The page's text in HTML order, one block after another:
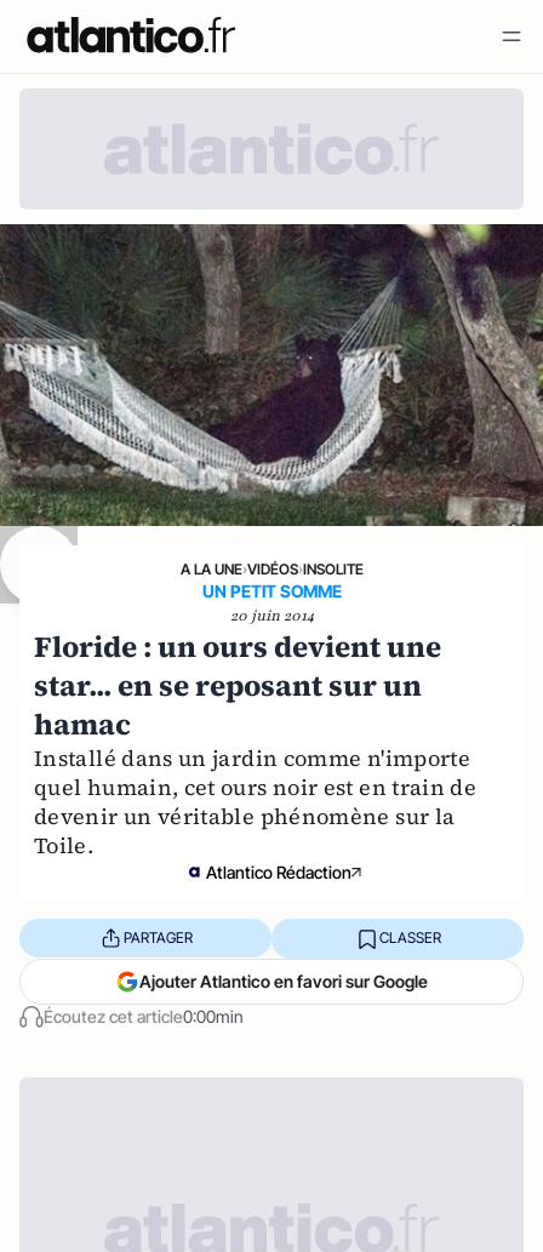
A LA UNE›VIDÉOS›INSOLITE
UN PETIT SOMME
20 juin 2014
Floride : un ours devient une
star... en se reposant sur un
hamac
Installé dans un jardin comme n'importe
quel humain, cet ours noir est en train de
devenir un véritable phénomène sur la
Toile.
Atlantico Rédaction
Écoutez cet article0:00min
PARTAGER CLASSER
Ajouter Atlantico en favori sur Google